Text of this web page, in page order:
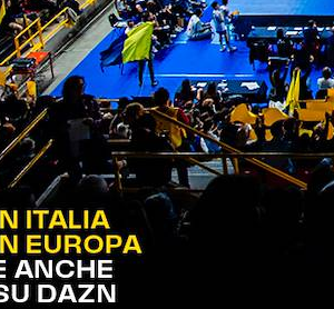
gioco e la gioia di essere di
per l'altra.
il calendario del weekend
il calendario del weekend